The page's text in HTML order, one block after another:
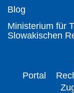
Blog
Ministerium für
Slowakischen
Portal